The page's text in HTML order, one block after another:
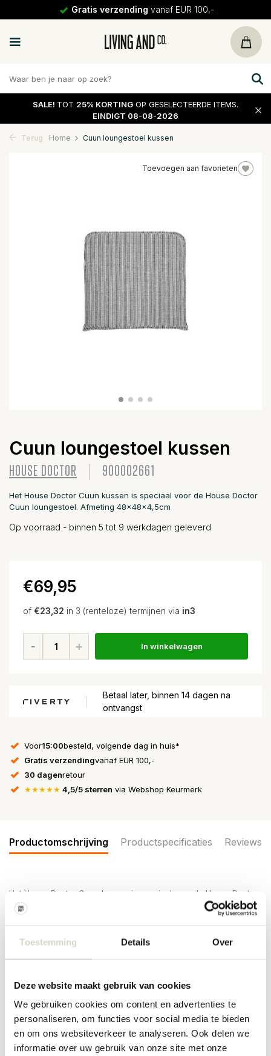
Toestemming Details Over
Deze website maakt gebruik van cookies
We gebruiken cookies om content en advertenties te
personaliseren, om functies voor social media te bieden
en om ons websiteverkeer te analyseren. Ook delen we
informatie over uw gebruik van onze site met onze
Gratis verzending vanaf EUR 100,-
SALE! TOT 25% KORTING OP GESELECTEERDE ITEMS.
EINDIGT 08-08-2026
Terug Home Cuun loungestoel kussen
Toevoegen aan favorieten
Cuun loungestoel kussen
HOUSE DOCTOR 900002661
Het House Doctor Cuun kussen is speciaal voor de House Doctor
Cuun loungestoel. Afmeting 48x48x4,5cm
Op voorraad - binnen 5 tot 9 werkdagen geleverd
€69,95
of €23,32 in 3 (renteloze) termijnen via in3
In winkelwagen
Betaal later, binnen 14 dagen na
ontvangst
Voor15:00besteld, volgende dag in huis*
Gratis verzendingvanaf EUR 100,-
30 dagenretour
★★★★★ 4,5/5 sterren via Webshop Keurmerk
Productomschrijving Productspecificaties Reviews
Het House Doctor Cuun kussen is speciaal voor de House Doctor
Cuun loungestoel. Afmeting 48x48x4,5cm
Materiaal: katoen, polyrethane
Kleur: zwart, gebroken wit
Overige: geschikt voor de House Doctor Cuun loungestoel
PRODUCTSPECIFICATIES
Artikelnummer 900002661
SKU 900002661